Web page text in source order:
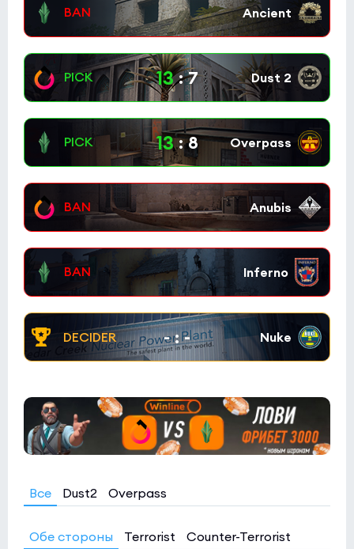
13 : 7
13 : 8
- : -
Все Dust2 Overpass
Обе стороны Terrorist Counter-Terrorist